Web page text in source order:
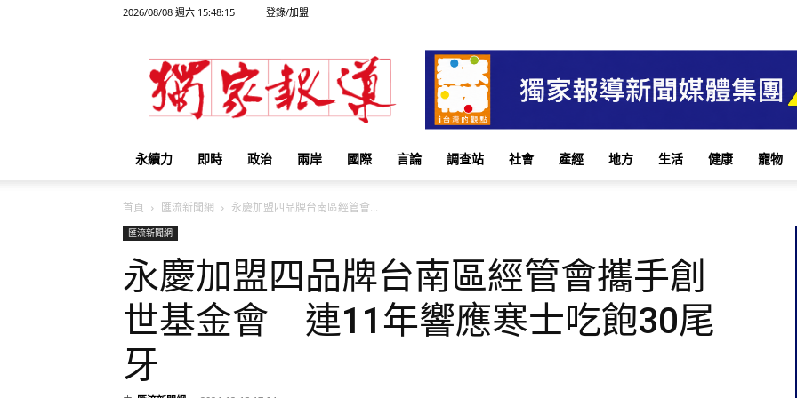
2026/08/08 週六 15:48:15 登錄/加盟
獨
家
報
永續力 即時 政治 兩岸 國際 言論 調查站 社會 產經 地方 生活 健康 寵物
首頁 匯流新聞網 永慶加盟四品牌台南區經管會...
匯流新聞網
永慶加盟四品牌台南區經管會攜手創
世基金會 連11年響應寒士吃飽30尾
牙